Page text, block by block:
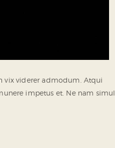
vix viderer admodum. Atqui
impetus et. Ne nam simul